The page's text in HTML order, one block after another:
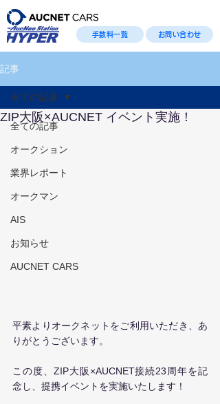
手数料一覧 お問い合わせ
記事
全ての記事
オークション
業界レポート
オークマン
AIS
お知らせ
AUCNET CARS
全ての記事
ZIP大阪×AUCNET イベント実施！
平素よりオークネットをご利用いただき、あ
りがとうございます。
この度、ZIP大阪×AUCNET接続23周年を記
念し、提携イベントを実施いたします！